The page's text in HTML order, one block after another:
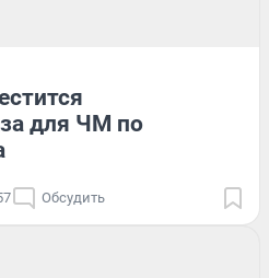
для ЧМ по
Обсудить